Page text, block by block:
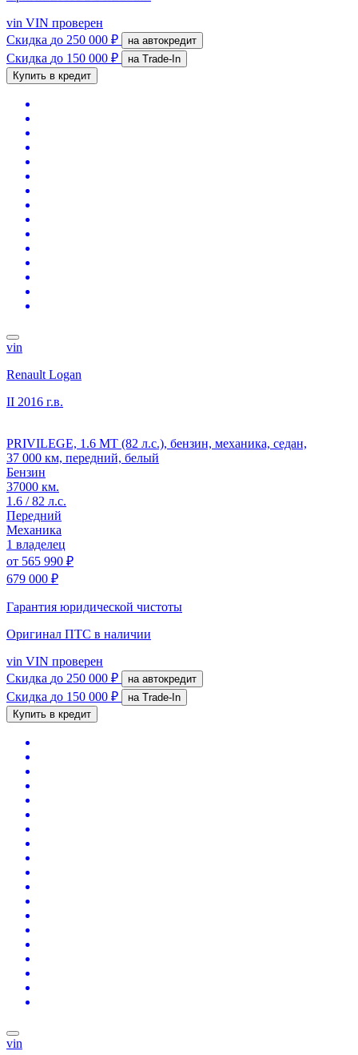
vin VIN проверен
Скидка до 250 000 ₽ на автокредит
Скидка до 150 000 ₽
на Trade-In
Купить в кредит
vin
Renault Logan
II 2016 г.в.
PRIVILEGE, 1.6 MT (82 л.с.), бензин, механика, седан,
37 000 км, передний, белый
Бензин
37000 км.
1.6 / 82 л.с.
Передний
Механика
1 владелец
от 565 990 ₽
679 000 ₽
Гарантия юридической чистоты
Оригинал ПТС в наличии
vin VIN проверен
Скидка до 250 000 ₽ на автокредит
Скидка до 150 000 ₽
на Trade-In
Купить в кредит
vin